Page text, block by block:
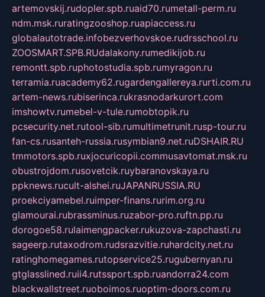
artemovskij.rudopler.spb.ruaid70.rumetall-perm.ru
ndm.msk.ruratingzooshop.ruapiaccess.ru
globalautotrade.infobezverhovskoe.rudrsschool.ru
ZOOSMART.SPB.RUdalakony.rumedikijob.ru
remontt.spb.ruphotostudia.spb.rumyragon.ru
terramia.ruacademy62.rugardengallereya.rurti.com.ru
artem-news.rubiserinca.rukrasnodarkurort.com
imshowtv.rumebel-v-tule.rumobtopik.ru
pcsecurity.net.rutool-sib.rumultimetrunit.rusp-tour.ru
fan-cs.rusanteh-russia.rusymbian9.net.ruDSHAIR.RU
tmmotors.spb.ruxjocuricopii.commusavtomat.msk.ru
obustrojdom.rusovetcik.ruybaranovskaya.ru
ppknews.rucult-alshei.ruJAPANRUSSIA.RU
proekciyamebel.ruimper-finans.rurim.org.ru
glamourai.rubrassminus.ruzabor-pro.ruftn.pp.ru
dorogoe58.rulaimengpacker.rukuzova-zapchasti.ru
sageerp.rutaxodrom.rudsrazvitie.ruhardcity.net.ru
ratinghomegames.rutopservice25.rugubernyan.ru
gtglasslined.ruii4.rutssport.spb.ruandorra24.com
blackwallstreet.ruoboimos.ruoptim-doors.com.ru